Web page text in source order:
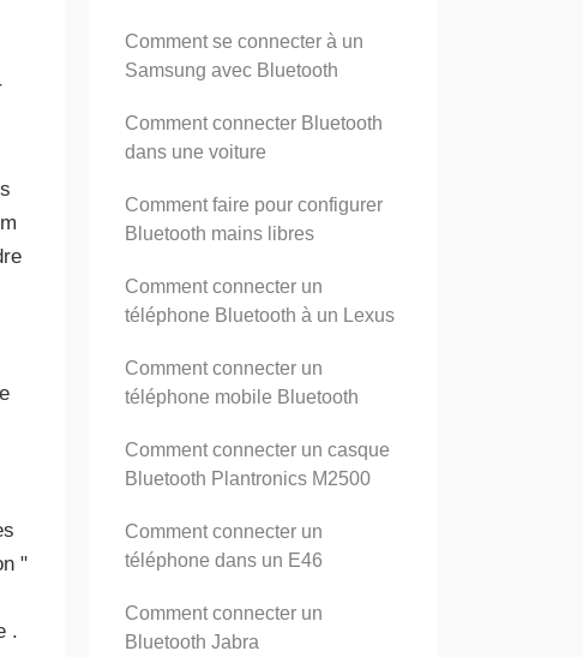
"
.
Comment se connecter à un
Samsung avec Bluetooth
Comment connecter Bluetooth
dans une voiture
Comment faire pour configurer
Bluetooth mains libres
Comment connecter un
téléphone Bluetooth à un Lexus
Comment connecter un
téléphone mobile Bluetooth
Comment connecter un casque
Bluetooth Plantronics M2500
Comment connecter un
téléphone dans un E46
Comment connecter un
Bluetooth Jabra